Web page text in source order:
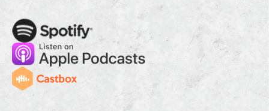
Spotify
Apple Music
Cast